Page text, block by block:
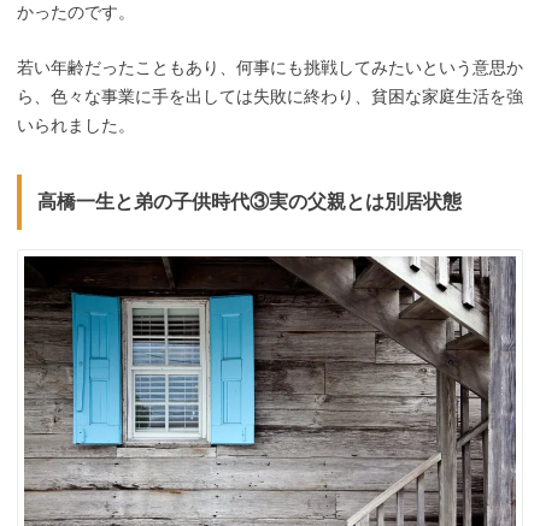
かったのです。
若い年齢だったこともあり、何事にも挑戦してみたいという意思か
ら、色々な事業に手を出しては失敗に終わり、貧困な家庭生活を強
いられました。
高橋一生と弟の子供時代③実の父親とは別居状態